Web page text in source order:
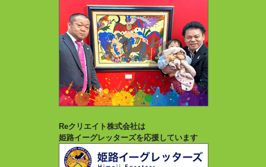
Reクリエイト株式会社は
姫路イーグレッターズを応援しています